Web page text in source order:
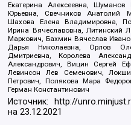
Екатерина Алексеевна,
Юрьевна, Свечников Анатолий
Шахова Елена Владимировна,
Ирина Вячеславовна, Литинский
Маркович, Бахмин Вячеслав
Дарья Николаевна, Орлов
Дмитриевна, Королева
Александрович, Вицин Сергей
Левинсон Лев Семенович,
Петрович, Полякова Мара
Герман Константинович
Источник: http://
на23.12.2021